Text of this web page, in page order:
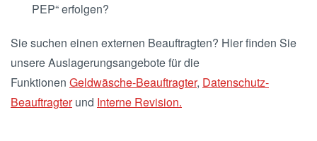
PEP“ erfolgen?
Sie suchen einen externen Beauftragten? Hier finden Sie
unsere Auslagerungsangebote für die
Funktionen Geldwäsche-Beauftragter, Datenschutz-
Beauftragterund Interne Revision.